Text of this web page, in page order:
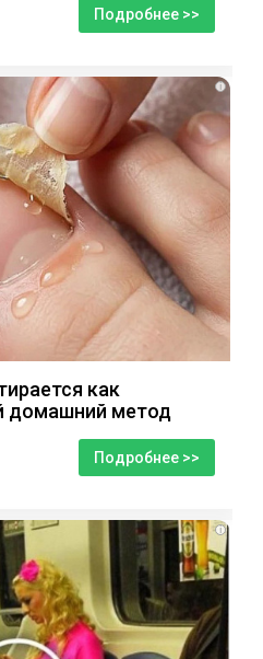
Подробнее >>
i
как
домашний метод
Подробнее >>
i